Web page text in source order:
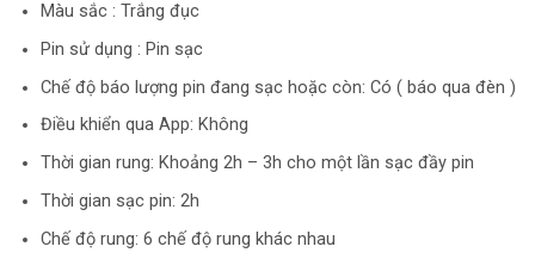
Màu sắc : Trắng đục
Pin sử dụng : Pin sạc
Chế độ báo lượng pin đang sạc hoặc còn: Có ( báo qua đèn )
Điều khiển qua App: Không
Thời gian rung: Khoảng 2h – 3h cho một lần sạc đầy pin
Thời gian sạc pin: 2h
Chế độ rung: 6 chế độ rung khác nhau